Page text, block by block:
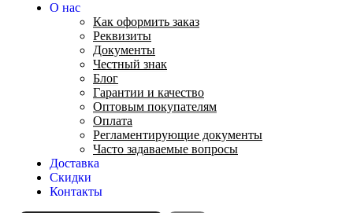
О нас
Как оформить заказ
Реквизиты
Документы
Честный знак
Блог
Гарантии и качество
Оптовым покупателям
Оплата
Регламентирующие документы
Часто задаваемые вопросы
Доставка
Скидки
Контакты